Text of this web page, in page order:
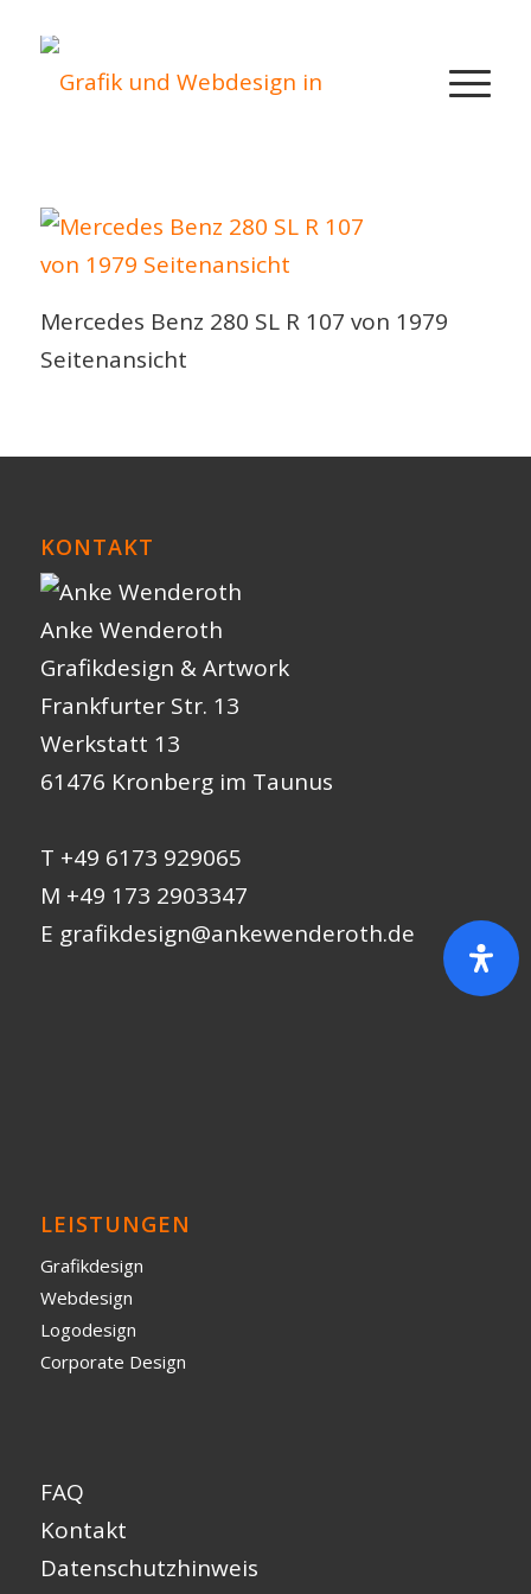
Mercedes Benz 280 SL R 107 von 1979
Seitenansicht
KONTAKT
Anke Wenderoth
Grafikdesign & Artwork
Frankfurter Str. 13
Werkstatt 13
61476 Kronberg im Taunus
T +49 6173 929065
M +49 173 2903347
E grafikdesign@ankewenderoth.de
LEISTUNGEN
Grafikdesign
Webdesign
Logodesign
Corporate Design
FAQ
Kontakt
Datenschutzhinweis